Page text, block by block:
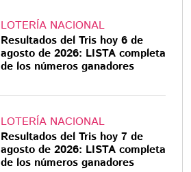
LOTERÍA NACIONAL
Resultados del Tris hoy 6 de
agosto de 2026: LISTA completa
de los números ganadores
LOTERÍA NACIONAL
Resultados del Tris hoy 7 de
agosto de 2026: LISTA completa
de los números ganadores